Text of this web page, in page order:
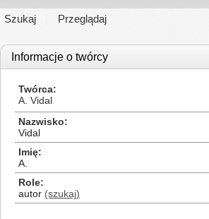
Szukaj Przeglądaj
Informacje o twórcy
Twórca
A. Vidal
Nazwisko
Vidal
Imię
A.
Role
autor (szukaj)